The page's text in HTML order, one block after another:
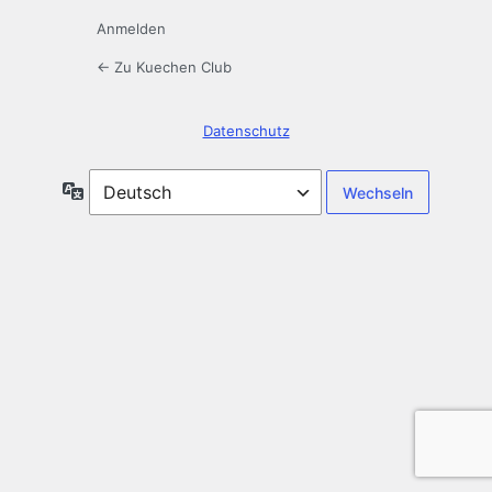
Anmelden
← Zu Kuechen Club
Datenschutz
Sprache